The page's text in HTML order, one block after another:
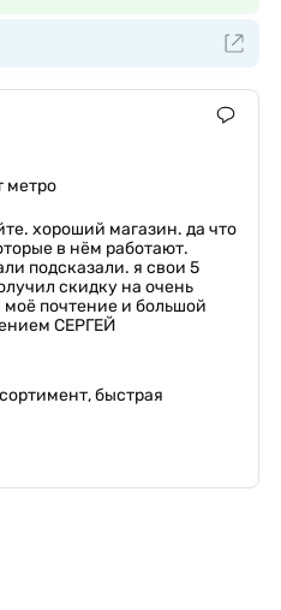
метро
хороший магазин. да что
в нём работают.
подсказали. я свои 5
скидку на очень
почтение и большой
СЕРГЕЙ
быстрая